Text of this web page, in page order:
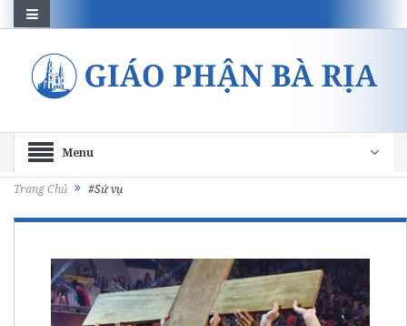
Menu
Trang Chủ #Sứ vụ